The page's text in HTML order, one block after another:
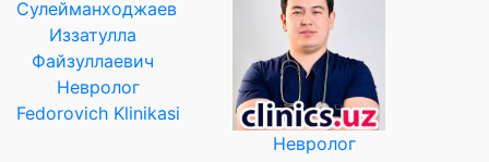
Невролог
Fedorovich Klinikasi
Невролог